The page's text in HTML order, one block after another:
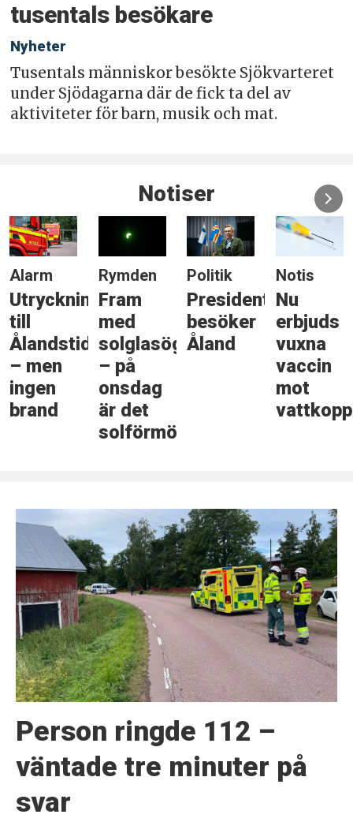
tusentals besökare
Nyheter
Tusentals människor besökte Sjökvarteret
under Sjödagarna där de fick ta del av
aktiviteter för barn, musik och mat.
Notiser
Alarm
Utryckning
till
Ålandstidningen
– men
ingen
brand
Rymden
Fram
med
solglasögonen
– på
onsdag
är det
solförmörkelse
Politik
Presidenten
besöker
Åland
Notis
Nu
erbjuds
vuxna
vaccin
mot
Person ringde 112 –
väntade tre minuter på
svar